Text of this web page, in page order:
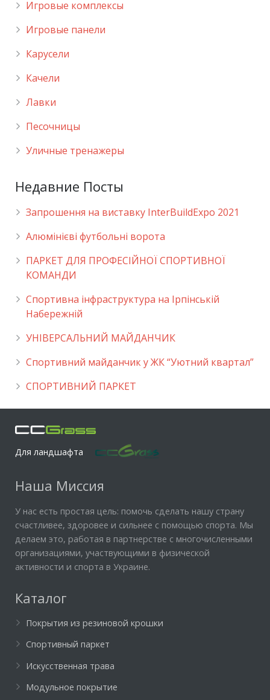
Игровые комплексы
Игровые панели
Карусели
Качели
Лавки
Песочницы
Уличные тренажеры
Недавние Посты
Запрошення на виставку InterBuildExpo 2021
Алюмінієві футбольні ворота
ПАРКЕТ ДЛЯ ПРОФЕСІЙНОЇ СПОРТИВНОЇ
КОМАНДИ
Спортивна інфраструктура на Ірпінській
Набережній
УНІВЕРСАЛЬНИЙ МАЙДАНЧИК
Cпортивний майданчик у ЖК “Уютний квартал”
СПОРТИВНИЙ ПАРКЕТ
Для ландшафта
Наша Миссия
У нас есть простая цель: помочь сделать нашу страну
счастливее, здоровее и сильнее с помощью спорта. Мы
делаем это, работая в партнерстве с многочисленными
организациями, участвующими в физической
активности и спорта в Украине.
Каталог
Покрытия из резиновой крошки
Спортивный паркет
Искусственная трава
Модульное покрытие